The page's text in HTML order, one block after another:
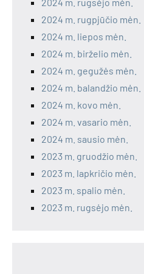
2024 m. rugpjūčio mėn.
2024 m. liepos mėn.
2024 m. birželio mėn.
2024 m. gegužės mėn.
2024 m. balandžio mėn.
2024 m. kovo mėn.
2024 m. vasario mėn.
2024 m. sausio mėn.
2023 m. gruodžio mėn.
2023 m. lapkričio mėn.
2023 m. spalio mėn.
2023 m. rugsėjo mėn.